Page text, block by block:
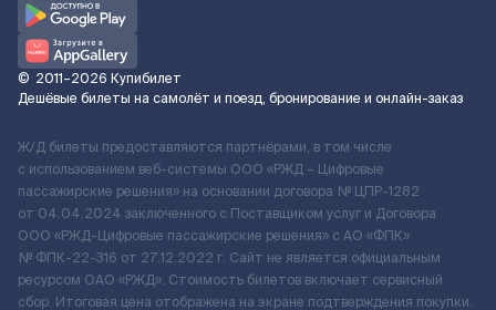
© 2011–2026 Купибилет
Дешёвые билеты на самолёт и поезд, бронирование и онлайн-заказ
Ж/Д билеты предоставляются партнёрами, в том числе
с использованием веб-системы ООО «РЖД – Цифровые
пассажирские решения» на основании договора № ЦПР-1282
от 04.04.2024 заключенного с Поставщиком услуг и Договора
ООО «РЖД-Цифровые пассажирские решения» c АО «ФПК»
№ ФПК-22-316 от 27.12.2022 г. Сайт не является официальным
ресурсом ОАО «РЖД». Стоимость билетов включает сервисный
сбор. Итоговая цена отображена на экране подтверждения покупки.